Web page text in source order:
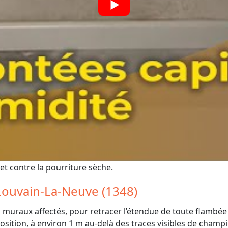
contre la pourriture sèche.
La-Neuve (1348)
affectés, pour retracer l’étendue de toute
à environ 1 m au-delà des traces visibles de